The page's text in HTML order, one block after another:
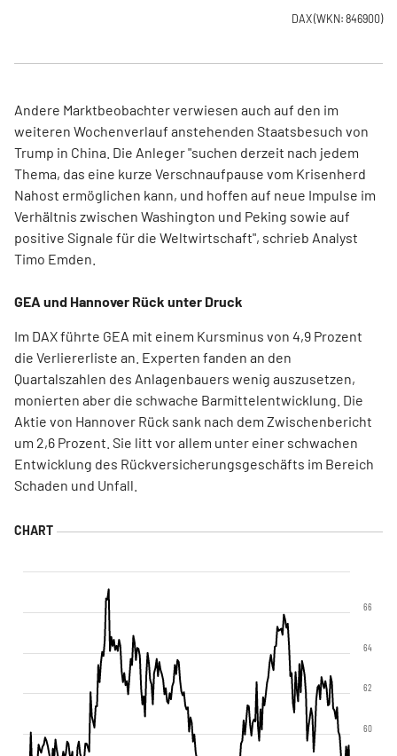
DAX(WKN: 846900)
Andere Marktbeobachter verwiesen auch auf den im
weiteren Wochenverlauf anstehenden Staatsbesuch von
Trump in China. Die Anleger "suchen derzeit nach jedem
Thema, das eine kurze Verschnaufpause vom Krisenherd
Nahost ermöglichen kann, und hoffen auf neue Impulse im
Verhältnis zwischen Washington und Peking sowie auf
positive Signale für die Weltwirtschaft", schrieb Analyst
Timo Emden.
GEA und Hannover Rück unter Druck
Im DAX führte GEA mit einem Kursminus von 4,9 Prozent
die Verliererliste an. Experten fanden an den
Quartalszahlen des Anlagenbauers wenig auszusetzen,
monierten aber die schwache Barmittelentwicklung. Die
Aktie von Hannover Rück sank nach dem Zwischenbericht
um 2,6 Prozent. Sie litt vor allem unter einer schwachen
Entwicklung des Rückversicherungsgeschäfts im Bereich
Schaden und Unfall.
60
62
64
66